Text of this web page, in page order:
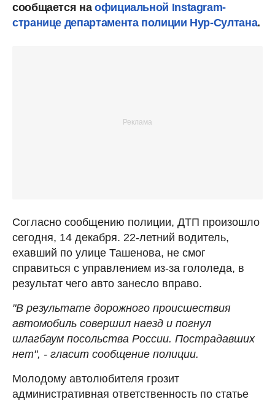
сообщается на официальной Instagram-
странице департамента полиции Нур-Султана.
Согласно сообщению полиции, ДТП произошло
сегодня, 14 декабря. 22-летний водитель,
ехавший по улице Ташенова, не смог
справиться с управлением из-за гололеда, в
результат чего авто занесло вправо.
"В результате дорожного происшествия
автомобиль совершил наезд и погнул
шлагбаум посольства России. Пострадавших
нет", - гласит сообщение полиции.
Молодому автолюбителя грозит
административная ответственность по статье